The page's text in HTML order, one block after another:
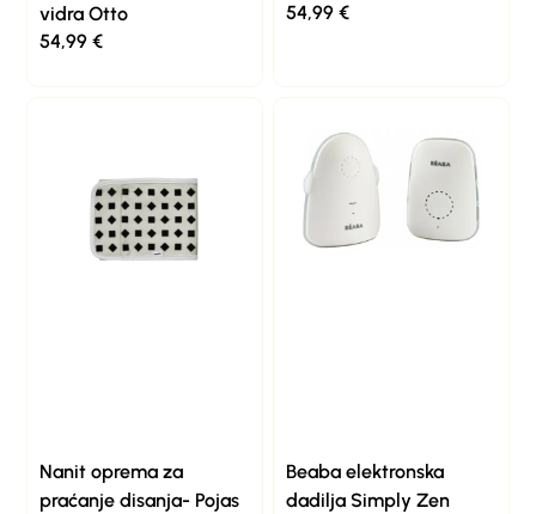
vidra Otto
54,99€
54,99 €
Nanit oprema za
praćanje disanja- Pojas
Beaba elektronska
dadilja Simply Zen